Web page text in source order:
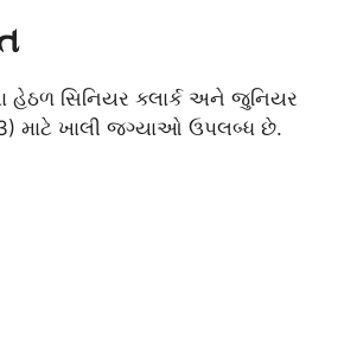
હેઠળ સિનિયર ક્લાર્ક અને જુનિયર
3) માટે ખાલી જગ્યાઓ ઉપલબ્ધ છે.